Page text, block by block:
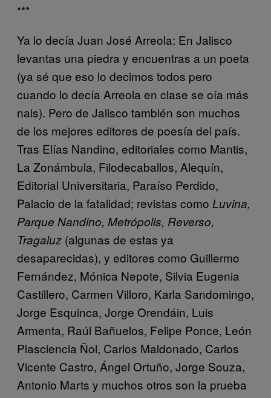
***
Ya lo decía Juan José Arreola: En Jalisco
levantas una piedra y encuentras a un poeta
(ya sé que eso lo decimos todos pero
cuando lo decía Arreola en clase se oía más
nais). Pero de Jalisco también son muchos
de los mejores editores de poesía del país.
Tras Elías Nandino, editoriales como Mantis,
La Zonámbula, Filodecaballos, Alequín,
Editorial Universitaria, Paraíso Perdido,
Palacio de la fatalidad; revistas como Luvina,
Parque Nandino, Metrópolis, Reverso,
Tragaluz (algunas de estas ya
desaparecidas), y editores como Guillermo
Fernández, Mónica Nepote, Silvia Eugenia
Castillero, Carmen Villoro, Karla Sandomingo,
Jorge Esquinca, Jorge Orendáin, Luis
Armenta, Raúl Bañuelos, Felipe Ponce, León
Plasciencia Ñol, Carlos Maldonado, Carlos
Vicente Castro, Ángel Ortuño, Jorge Souza,
Antonio Marts y muchos otros son la prueba